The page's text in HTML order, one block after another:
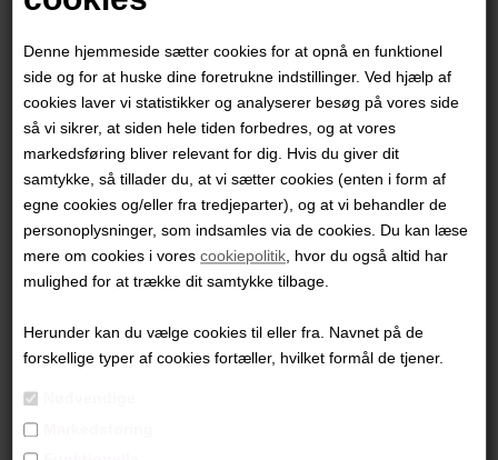
Denne hjemmeside sætter cookies for at opnå en funktionel
side og for at huske dine foretrukne indstillinger. Ved hjælp af
cookies laver vi statistikker og analyserer besøg på vores side
så vi sikrer, at siden hele tiden forbedres, og at vores
markedsføring bliver relevant for dig. Hvis du giver dit
samtykke, så tillader du, at vi sætter cookies (enten i form af
egne cookies og/eller fra tredjeparter), og at vi behandler de
personoplysninger, som indsamles via de cookies. Du kan læse
mere om cookies i vorescookiepolitik, hvor du også altid har
mulighed for at trække dit samtykke tilbage.
Herunder kan du vælge cookies til eller fra. Navnet på de
forskellige typer af cookies fortæller, hvilket formål de tjener.
Thim Rohde
15.500,00DKK
"Uden Titel"
150 x 120 cm.
Akryl på lærred
Ikke indrammet
PRODUKTBESKRIVELSE
PRODUKTINFORMATION